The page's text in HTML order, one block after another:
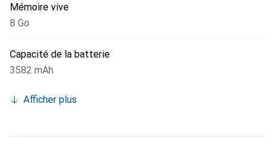
Mémoire vive
8 Go
Capacité de la batterie
3582 mAh
Afficher plus